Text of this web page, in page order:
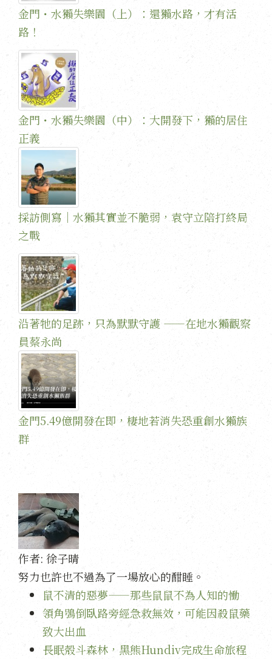
金門・水獺失樂園（上）：還獺水路，才有活
路！
金門・水獺失樂園（中）：大開發下，獺的居住
正義
採訪側寫｜水獺其實並不脆弱，袁守立陪打終局
之戰
沿著牠的足跡，只為默默守護 ——在地水獺觀察
員蔡永尚
金門5.49億開發在即，棲地若消失恐重創水獺族
群
作者: 徐子晴
努力也許也不過為了一場放心的酣睡。
鼠不清的惡夢——那些鼠鼠不為人知的慟
領角鴞倒臥路旁經急救無效，可能因殺鼠藥
致大出血
長眠殼斗森林，黑熊Hundiv完成生命旅程